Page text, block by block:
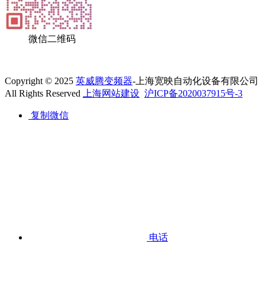
微信二维码
Copyright © 2025 英威腾变频器-上海宽映自动化设备有限公司
All Rights Reserved
上海网站建设 沪ICP备2020037915号-3
复制微信
电话